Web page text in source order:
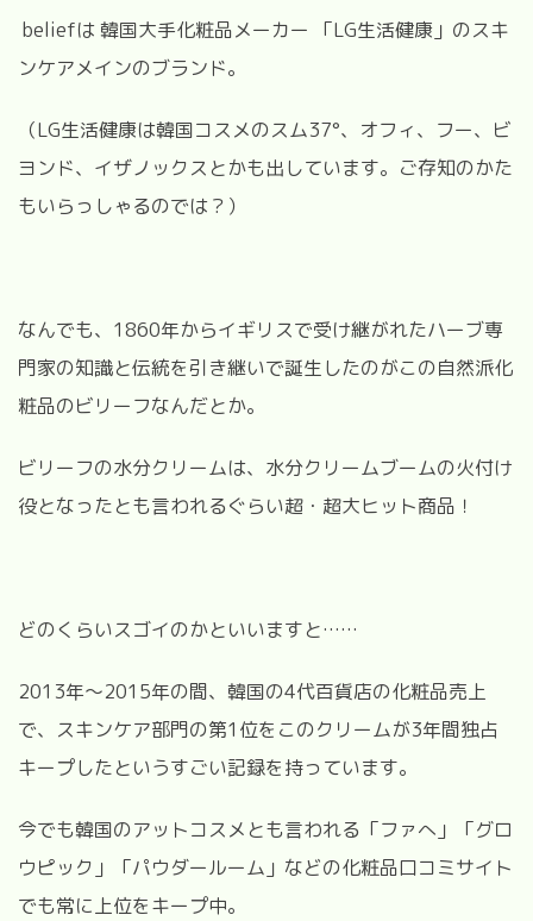
beliefは 韓国大手化粧品メーカー 「LG生活健康」のスキ
ンケアメインのブランド。
（LG生活健康は韓国コスメのスム37°、オフィ、フー、ビ
ヨンド、イザノックスとかも出しています。ご存知のかた
もいらっしゃるのでは？）
なんでも、1860年からイギリスで受け継がれたハーブ専
門家の知識と伝統を引き継いで誕生したのがこの自然派化
粧品のビリーフなんだとか。
ビリーフの水分クリームは、水分クリームブームの火付け
役となったとも言われるぐらい超・超大ヒット商品！
どのくらいスゴイのかといいますと……
2013年〜2015年の間、韓国の4代百貨店の化粧品売上
で、スキンケア部門の第1位をこのクリームが3年間独占
キープしたというすごい記録を持っています。
今でも韓国のアットコスメとも言われる「ファへ」「グロ
ウピック」「パウダールーム」などの化粧品口コミサイト
でも常に上位をキープ中。